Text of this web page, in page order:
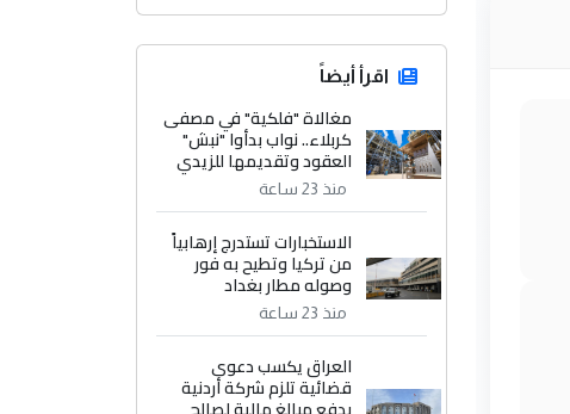
اقرأ أيضاً
مغالاة "فلكية" في مصفى
كربلاء.. نواب بدأوا "نبش"
العقود وتقديمها للزيدي
منذ 23 ساعة
الاستخبارات تستدرج إرهابياً
من تركيا وتطيح به فور
وصوله مطار بغداد
منذ 23 ساعة
العراق يكسب دعوى
قضائية تلزم شركة أردنية